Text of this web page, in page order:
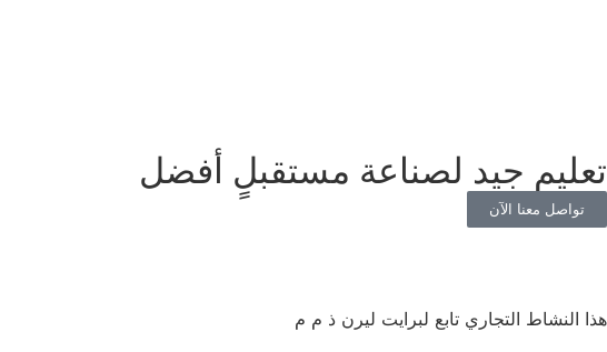
تعليم جيد لصناعة مستقبلٍ أفضل
تواصل معنا الآن
هذا النشاط التجاري تابع لبرايت ليرن ذ م م